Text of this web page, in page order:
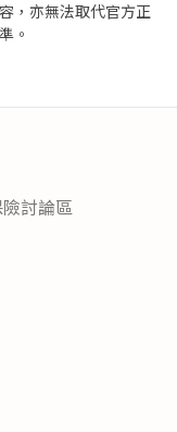
，亦無法取代官方正
。
討論區